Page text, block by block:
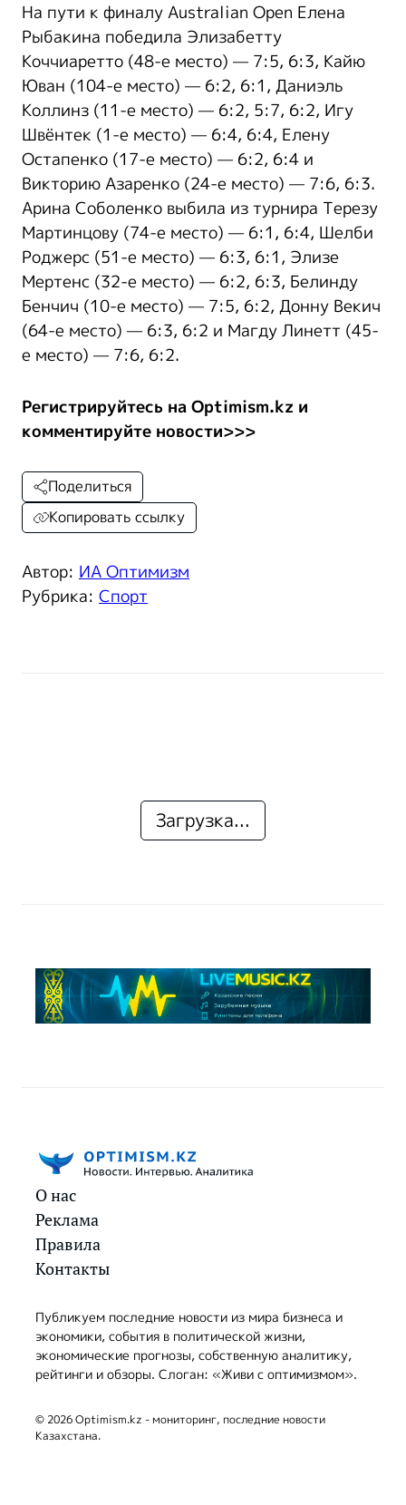
На пути к финалу Australian Open Елена
Рыбакина победила Элизабетту
Коччиаретто (48-е место) — 7:5, 6:3, Кайю
Юван (104-е место) — 6:2, 6:1, Даниэль
Коллинз (11-е место) — 6:2, 5:7, 6:2, Игу
Швёнтек (1-е место) — 6:4, 6:4, Елену
Остапенко (17-е место) — 6:2, 6:4 и
Викторию Азаренко (24-е место) — 7:6, 6:3.
Арина Соболенко выбила из турнира Терезу
Мартинцову (74-е место) — 6:1, 6:4, Шелби
Роджерс (51-е место) — 6:3, 6:1, Элизе
Мертенс (32-е место) — 6:2, 6:3, Белинду
Бенчич (10-е место) — 7:5, 6:2, Донну Векич
(64-е место) — 6:3, 6:2 и Магду Линетт (45-
е место) — 7:6, 6:2.
Регистрируйтесь на Optimism.kz и
комментируйте новости>>>
Автор: ИА Оптимизм
Рубрика: Спорт
Поделиться
Копировать ссылку
Загрузка...
О нас
Реклама
Правила
Контакты
Публикуем последние новости из мира бизнеса и
экономики, события в политической жизни,
экономические прогнозы, собственную аналитику,
рейтинги и обзоры. Слоган: «Живи с оптимизмом».
© 2026 Optimism.kz - мониторинг, последние новости
Казахстана.